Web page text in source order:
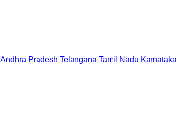
Andhra Pradesh Telangana Tamil Nadu Karnataka